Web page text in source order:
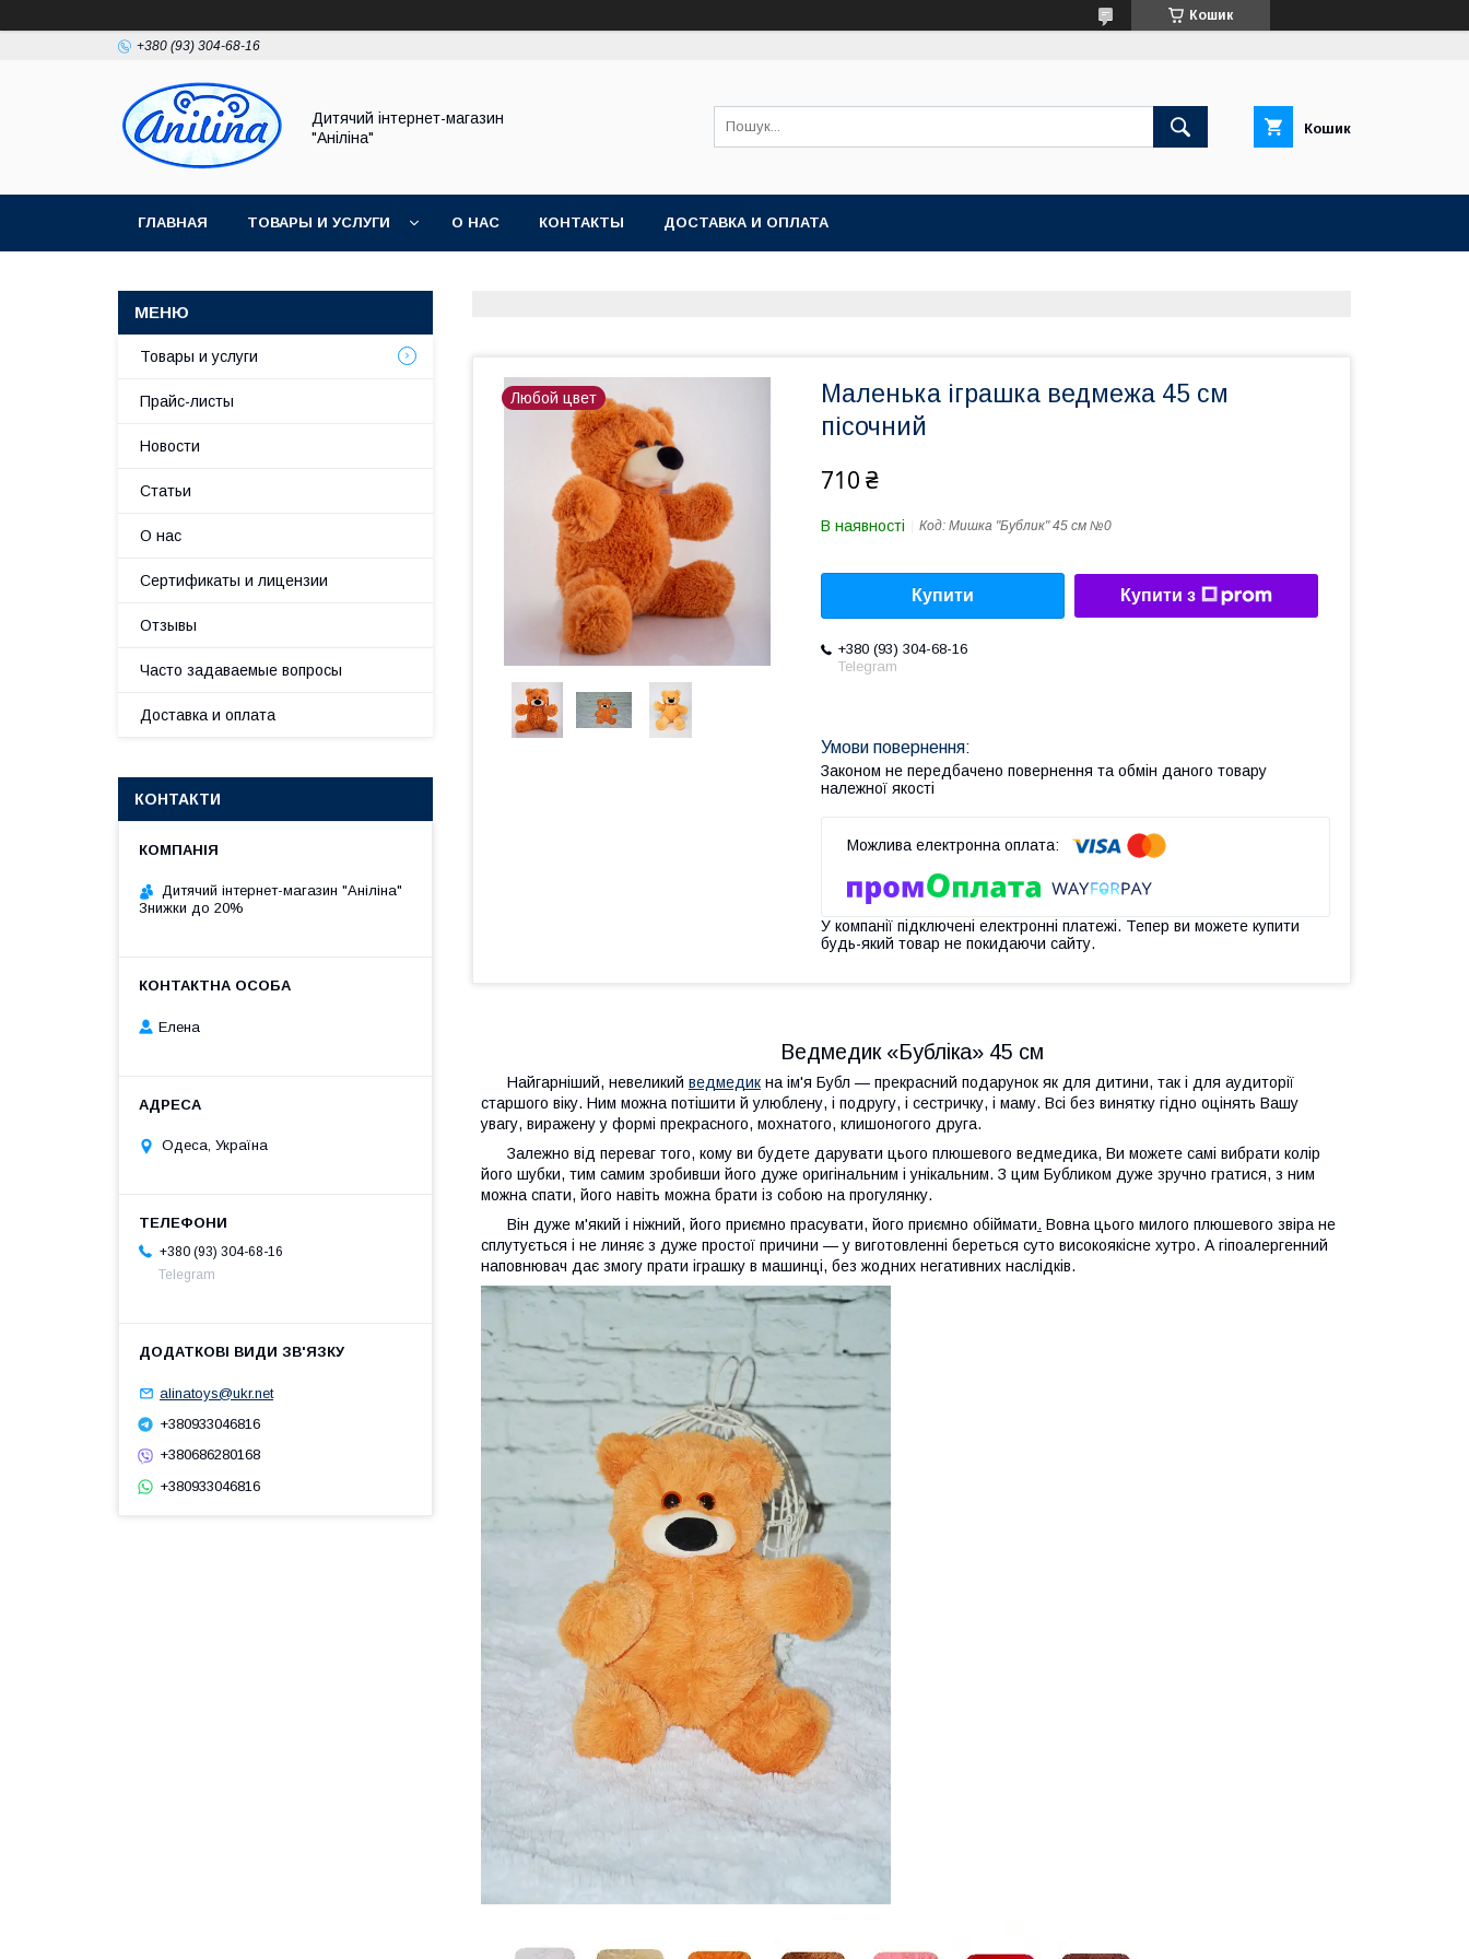
Кошик
+380 (93) 304-68-16
Дитячий інтернет-магазин
"Аніліна"
Кошик
ГЛАВНАЯ ТОВАРЫ И УСЛУГИ О НАС КОНТАКТЫ ДОСТАВКА И ОПЛАТА
Любой цвет
Маленька іграшка ведмежа 45 см
пісочний
710 ₴
В наявності Код: Мишка "Бублик" 45 см №0
Купити Купити з
+380 (93) 304-68-16
Telegram
Законом не передбачено повернення та обмін даного товару
належної якості
У компанії підключені електронні платежі. Тепер ви можете купити
будь-який товар не покидаючи сайту.
Ведмедик «Бубліка» 45 см
Найгарніший, невеликий ведмедик на ім'я Бубл — прекрасний подарунок як для дитини, так і для аудиторії
старшого віку. Ним можна потішити й улюблену, і подругу, і сестричку, і маму. Всі без винятку гідно оцінять Вашу
увагу, виражену у формі прекрасного, мохнатого, клишоногого друга.
Залежно від переваг того, кому ви будете дарувати цього плюшевого ведмедика, Ви можете самі вибрати колір
його шубки, тим самим зробивши його дуже оригінальним і унікальним. З цим Бубликом дуже зручно гратися, з ним
можна спати, його навіть можна брати із собою на прогулянку.
Він дуже м'який і ніжний, його приємно прасувати, його приємно обіймати. Вовна цього милого плюшевого звіра не
сплутується і не линяє з дуже простої причини — у виготовленні береться суто високоякісне хутро. А гіпоалергенний
наповнювач дає змогу прати іграшку в машинці, без жодних негативних наслідків.
Товары и услуги
Прайс-листы
Новости
Статьи
О нас
Сертификаты и лицензии
Отзывы
Часто задаваемые вопросы
Доставка и оплата
КОНТАКТИ
Дитячий інтернет-магазин "Аніліна"
Знижки до 20%
Елена
Одеса, Україна
+380 (93) 304-68-16
Telegram
alinatoys@ukr.net
+380933046816
+380686280168
+380933046816